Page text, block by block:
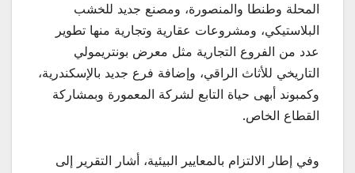
المحلة وطنطا والمنصورة، ومصنع جديد للخشب
البلاستيكي، ومشروعات عقارية وتجارية منها تطوير
عدد من الفروع التجارية مثل معرض بونتريمولي
التاريخي للأثاث الراقي، وإضافة فرع جديد بالإسكندرية،
وكمبوند أبهى حياة التابع لشركة المعمورة وبمشاركة
القطاع الخاص.
وفي إطار الالتزام بالمعايير البيئية، أشار التقرير إلى